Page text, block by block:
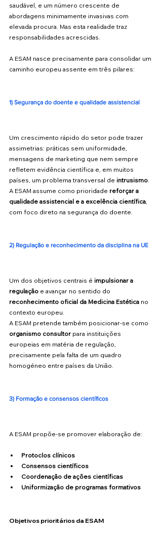
saudável, e um número crescente de
abordagens minimamente invasivas com
elevada procura. Mas esta realidade traz
responsabilidades acrescidas.
A ESAM nasce precisamente para consolidar um
caminho europeu assente em três pilares:
1) Segurança do doente e qualidade assistencial
Um crescimento rápido do setor pode trazer
assimetrias: práticas sem uniformidade,
mensagens de marketing que nem sempre
refletem evidência científica e, em muitos
países, um problema transversal de intrusismo.
A ESAM assume como prioridade reforçar a
qualidade assistencial e a excelência científica,
com foco direto na segurança do doente.
2) Regulação e reconhecimento da disciplina na UE
Um dos objetivos centrais é impulsionar a
regulação e avançar no sentido do
reconhecimento oficial da Medicina Estética no
contexto europeu.
A ESAM pretende também posicionar-se como
organismo consultor para instituições
europeias em matéria de regulação,
precisamente pela falta de um quadro
homogéneo entre países da União.
3) Formação e consensos científicos
A ESAM propõe-se promover elaboração de:
Protoclos clínicos
Consensos científicos
Coordenação de ações científicas
Uniformização de programas formativos
Objetivos prioritários da ESAM